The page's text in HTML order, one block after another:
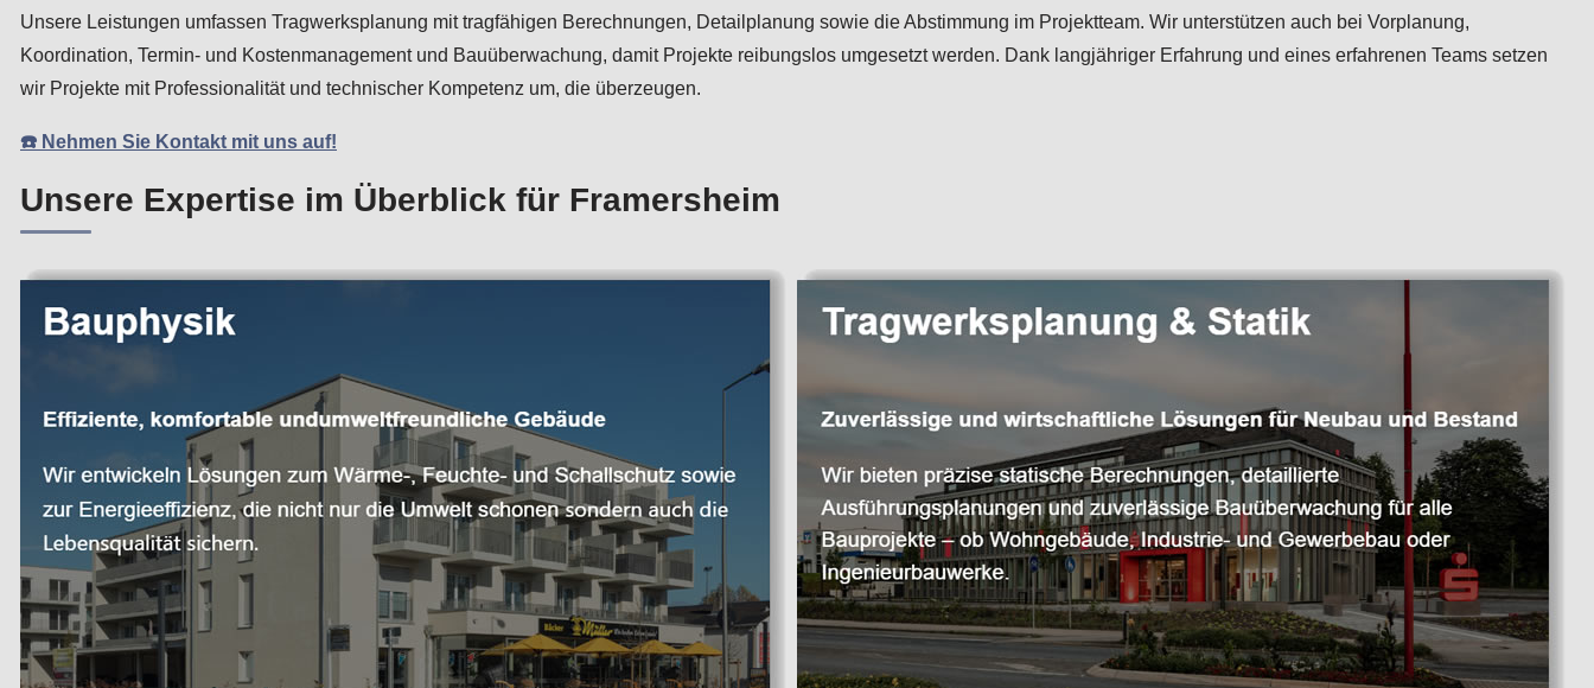
Unsere Leistungen umfassen Tragwerksplanung mit tragfähigen Berechnungen, Detailplanung sowie die Abstimmung im Projektteam. Wir unterstützen auch bei Vorplanung,
Koordination, Termin- und Kostenmanagement und Bauüberwachung, damit Projekte reibungslos umgesetzt werden. Dank langjähriger Erfahrung und eines erfahrenen Teams setzen
wir Projekte mit Professionalität und technischer Kompetenz um, die überzeugen.
☎️ Nehmen Sie Kontakt mit uns auf!
Unsere Expertise im Überblick für Framersheim